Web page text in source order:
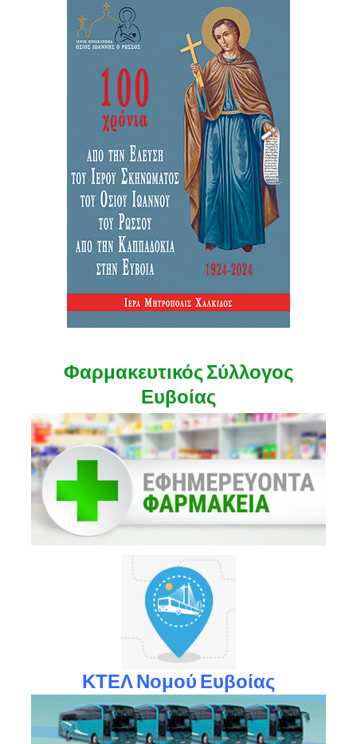
Φαρμακευτικός Σύλλογος
Ευβοίας
ΚΤΕΛ Νομού Ευβοίας